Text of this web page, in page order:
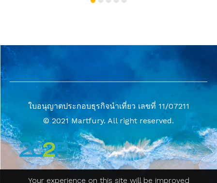
ใบอนุญาตประกอบธุรกิจนำเที่ยว เลขที่ 11/07211
© 2021 Martfury. All right reserved.
Your experience on this site will be improved